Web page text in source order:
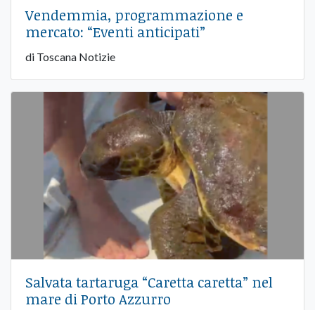
Vendemmia, programmazione e
mercato: “Eventi anticipati”
di Toscana Notizie
Salvata tartaruga “Caretta caretta” nel
mare di Porto Azzurro